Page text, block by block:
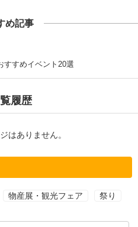
め記事
すすめイベント20選
履歴
はありません。
物産展・観光フェア 祭り